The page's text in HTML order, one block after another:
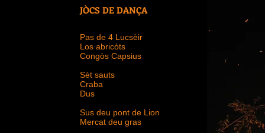
Pas de 4 Lucsèir
Los abricòts
Congòs Capsius
Sèt sauts
Craba
Dus
Sus deu pont de Lion
Mercat deu gras
JÒCS DE